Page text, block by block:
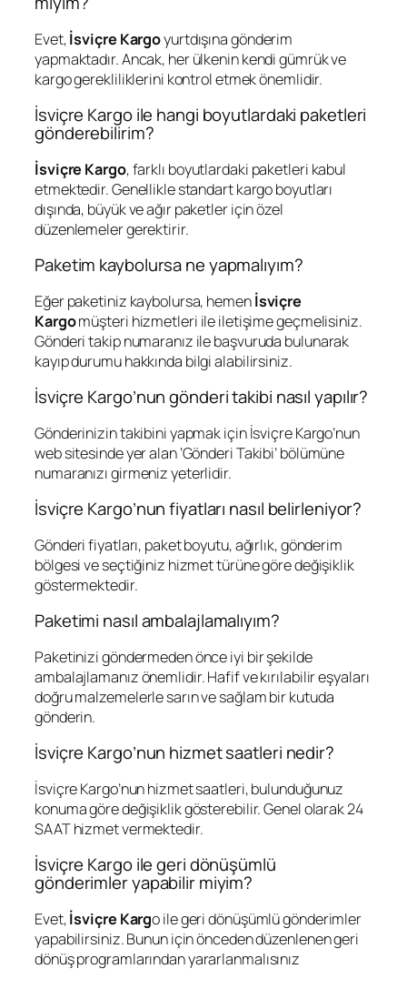
Evet,İsviçre Kargoyurtdışına gönderim
yapmaktadır. Ancak, her ülkenin kendi gümrük ve
kargo gerekliliklerini kontrol etmek önemlidir.
İsviçre Kargo ile hangi boyutlardaki paketleri
gönderebilirim?
İsviçre Kargo, farklı boyutlardaki paketleri kabul
etmektedir. Genellikle standart kargo boyutları
dışında, büyük ve ağır paketler için özel
düzenlemeler gerektirir.
Paketim kaybolursa ne yapmalıyım?
Eğer paketiniz kaybolursa, hemenİsviçre
Kargomüşteri hizmetleri ile iletişime geçmelisiniz.
Gönderi takip numaranız ile başvuruda bulunarak
kayıp durumu hakkında bilgi alabilirsiniz.
İsviçre Kargo’nun gönderi takibi nasıl yapılır?
Gönderinizin takibini yapmak için İsviçre Kargo’nun
web sitesinde yer alan ‘Gönderi Takibi’ bölümüne
numaranızı girmeniz yeterlidir.
İsviçre Kargo’nun fiyatları nasıl belirleniyor?
Gönderi fiyatları, paket boyutu, ağırlık, gönderim
bölgesi ve seçtiğiniz hizmet türüne göre değişiklik
göstermektedir.
Paketimi nasıl ambalajlamalıyım?
Paketinizi göndermeden önce iyi bir şekilde
ambalajlamanız önemlidir. Hafif ve kırılabilir eşyaları
doğru malzemelerle sarın ve sağlam bir kutuda
gönderin.
İsviçre Kargo’nun hizmet saatleri nedir?
İsviçre Kargo’nun hizmet saatleri, bulunduğunuz
konuma göre değişiklik gösterebilir. Genel olarak 24
SAAT hizmet vermektedir.
İsviçre Kargo ile geri dönüşümlü
gönderimler yapabilir miyim?
Evet,İsviçre Kargo ile geri dönüşümlü gönderimler
yapabilirsiniz. Bunun için önceden düzenlenen geri
dönüş programlarından yararlanmalısınız